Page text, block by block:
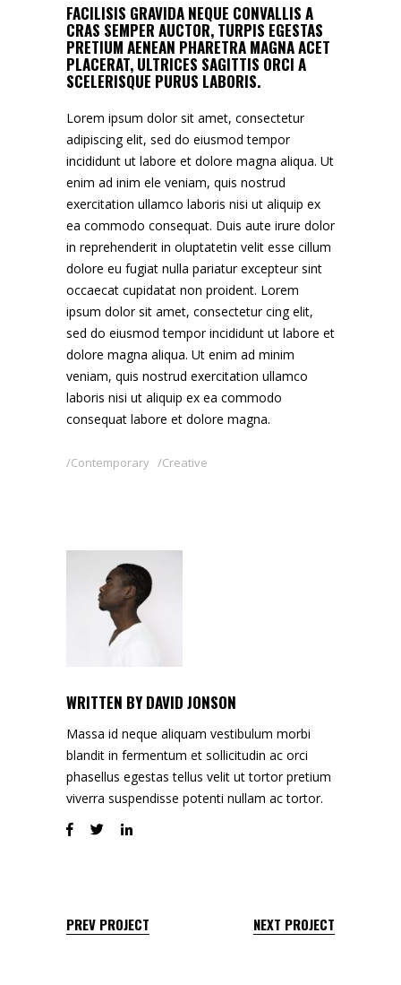
FACILISIS GRAVIDA NEQUE CONVALLIS A
CRAS SEMPER AUCTOR, TURPIS EGESTAS
PRETIUM AENEAN PHARETRA MAGNA ACET
PLACERAT, ULTRICES SAGITTIS ORCI A
SCELERISQUE PURUS LABORIS.
Lorem ipsum dolor sit amet, consectetur
adipiscing elit, sed do eiusmod tempor
incididunt ut labore et dolore magna aliqua. Ut
enim ad inim ele veniam, quis nostrud
exercitation ullamco laboris nisi ut aliquip ex
ea commodo consequat. Duis aute irure dolor
in reprehenderit in oluptatetin velit esse cillum
dolore eu fugiat nulla pariatur excepteur sint
occaecat cupidatat non proident. Lorem
ipsum dolor sit amet, consectetur cing elit,
sed do eiusmod tempor incididunt ut labore et
dolore magna aliqua. Ut enim ad minim
veniam, quis nostrud exercitation ullamco
laboris nisi ut aliquip ex ea commodo
consequat labore et dolore magna.
Contemporary Creative
WRITTEN BY DAVID JONSON
Massa id neque aliquam vestibulum morbi
blandit in fermentum et sollicitudin ac orci
phasellus egestas tellus velit ut tortor pretium
viverra suspendisse potenti nullam ac tortor.
PREV PROJECT NEXT PROJECT